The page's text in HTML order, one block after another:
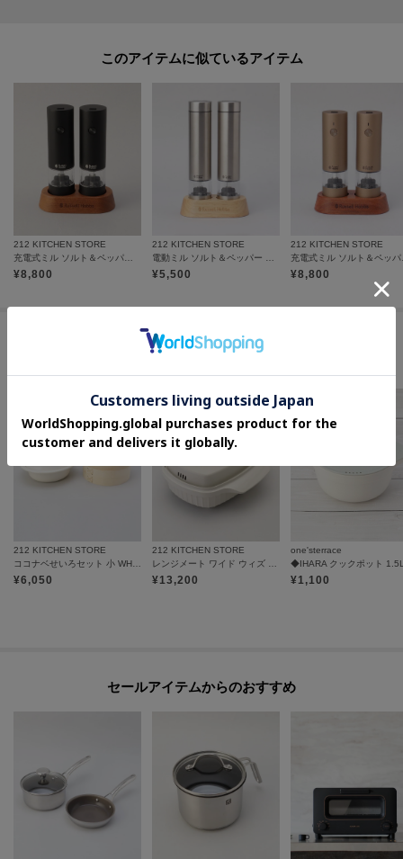
このアイテムに似ているアイテム
212 KITCHEN STORE
¥8,800
212 KITCHEN STORE
¥5,500
212 KITCHEN STORE
¥8,800
この商品を見た人はコチラの商品も
212 KITCHEN STORE
ココナベせいろセット 小 WH ＜野田琺瑯 ＞
¥6,050
212 KITCHEN STORE
レンジメート ワイド ウィズ スチーマー ウォームグレー
¥13,200
one'sterrace
◆IHARA クックポット
¥1,100
セールアイテムからのおすすめ